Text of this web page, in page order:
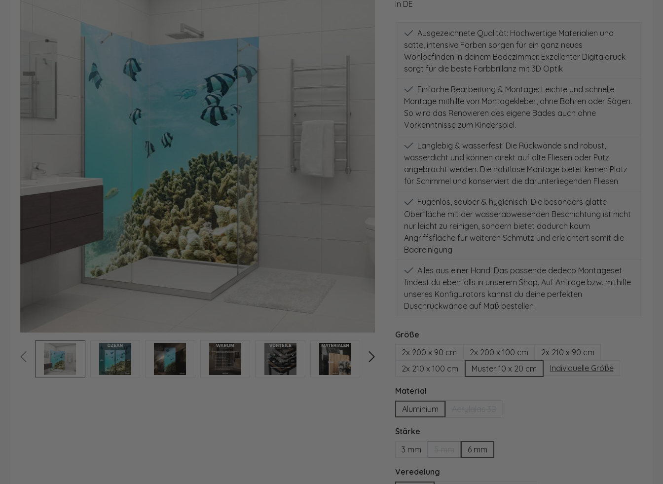
in DE
Ausgezeichnete Qualität: Hochwertige Materialien und
satte, intensive Farben sorgen für ein ganz neues
Wohlbefinden in deinem Badezimmer. Exzellenter Digitaldruck
sorgt für die beste Farbbrillanz mit 3D Optik
Einfache Bearbeitung & Montage: Leichte und schnelle
Montage mithilfe von Montagekleber, ohne Bohren oder Sägen.
So wird das Renovieren des eigene Bades auch ohne
Vorkenntnisse zum Kinderspiel.
Langlebig & wasserfest: Die Rückwände sind robust,
wasserdicht und können direkt auf alte Fliesen oder Putz
angebracht werden. Die nahtlose Montage bietet keinen Platz
für Schimmel und konserviert die darunterliegenden Fliesen
Fugenlos, sauber & hygienisch: Die besonders glatte
Oberfläche mit der wasserabweisenden Beschichtung ist nicht
nur leicht zu reinigen, sondern bietet dadurch kaum
Angriffsfläche für weiteren Schmutz und erleichtert somit die
Badreinigung
Alles aus einer Hand: Das passende dedeco Montageset
findest du ebenfalls in unserem Shop. Auf Anfrage bzw. mithilfe
unseres Konfigurators kannst du deine perfekten
Duschrückwände auf Maß bestellen
Größeauswählen
2x 200 x 90 cm
2x 200 x 100 cm
2x 210 x 90 cm
2x 210 x 100 cm
Muster 10 x 20 cm Individuelle Größe
Materialauswählen
Aluminium
Stärkeauswählen
3 mm
(Diese Option ist zurzeit nicht verfügbar.)
6 mm
Veredelungauswählen